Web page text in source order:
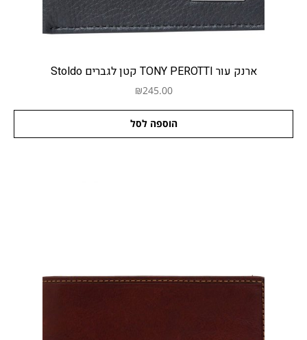
ארנק עור TONY PEROTTI קטן לגברים Stoldo
₪245.00
הוספה לסל